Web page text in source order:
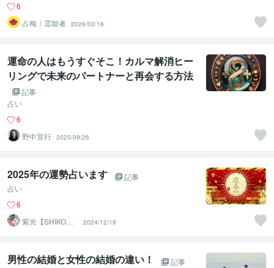
6
占梅｜霊能者 2026/02/16
運命の人はもうすぐそこ！カルマ解消ヒー
リングで未来のパートナーと再会する方法
記事
占い
6
野中宣行 2025/09/26
2025年の運勢占います
記事
占い
6
紫光【SHIKO】
遠隔透視鑑定士
2024/12/19
男性の結婚と女性の結婚の違い！ 記事